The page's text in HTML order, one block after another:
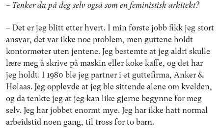
– Tenker du på deg selv også som en feministisk arkitekt?
– Det er jeg blitt etter hvert. I min første jobb fikk jeg stort
ansvar, det var ikke noe problem, men guttene holdt
kontormøter uten jentene. Jeg bestemte at jeg aldri skulle
lære meg å skrive på maskin eller koke kaffe, og det har
jeg holdt. I 1980 ble jeg partner i et guttefirma, Anker &
Hølaas. Jeg opplevde at jeg ble sittende alene om kvelden,
og da tenkte jeg at jeg kan like gjerne begynne for meg
selv. Jeg har jobbet enormt mye. Jeg har ikke hatt normal
arbeidstid noen gang, til tross for to barn.